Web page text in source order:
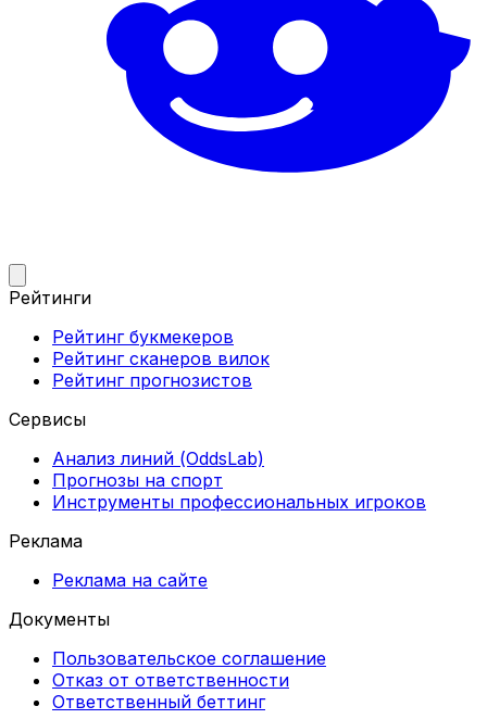
Рейтинги
Рейтинг букмекеров
Рейтинг сканеров вилок
Рейтинг прогнозистов
Сервисы
Анализ линий (OddsLab)
Прогнозы на спорт
Инструменты профессиональных игроков
Реклама
Реклама на сайте
Документы
Пользовательское соглашение
Отказ от ответственности
Ответственный беттинг